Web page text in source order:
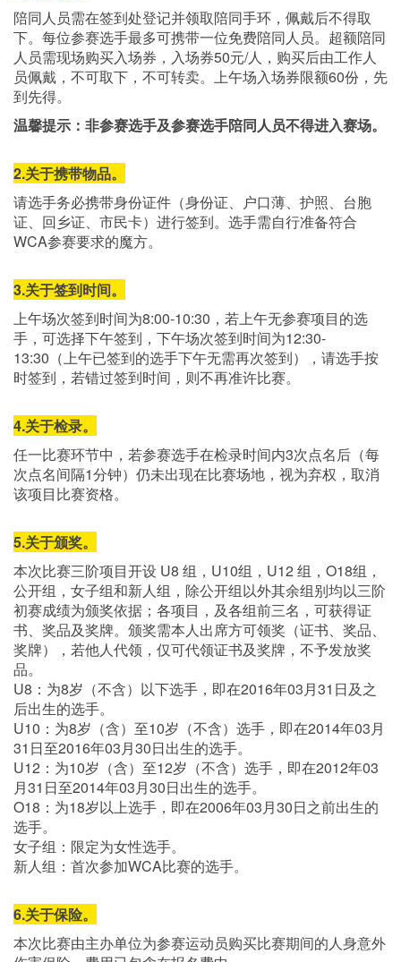
陪同人员需在签到处登记并领取陪同手环，佩戴后不得取
下。每位参赛选手最多可携带一位免费陪同人员。超额陪同
人员需现场购买入场券，入场券50元/人，购买后由工作人
员佩戴，不可取下，不可转卖。上午场入场券限额60份，先
到先得。
温馨提示：非参赛选手及参赛选手陪同人员不得进入赛场。
2.关于携带物品。
请选手务必携带身份证件（身份证、户口薄、护照、台胞
证、回乡证、市民卡）进行签到。选手需自行准备符合
WCA参赛要求的魔方。
3.关于签到时间。
上午场次签到时间为8:00-10:30，若上午无参赛项目的选
手，可选择下午签到，下午场次签到时间为12:30-
13:30（上午已签到的选手下午无需再次签到），请选手按
时签到，若错过签到时间，则不再准许比赛。
4.关于检录。
任一比赛环节中，若参赛选手在检录时间内3次点名后（每
次点名间隔1分钟）仍未出现在比赛场地，视为弃权，取消
该项目比赛资格。
5.关于颁奖。
本次比赛三阶项目开设 U8 组，U10组，U12 组，O18组，
公开组，女子组和新人组，除公开组以外其余组别均以三阶
初赛成绩为颁奖依据；各项目，及各组前三名，可获得证
书、奖品及奖牌。颁奖需本人出席方可领奖（证书、奖品、
奖牌），若他人代领，仅可代领证书及奖牌，不予发放奖
品。
U8：为8岁（不含）以下选手，即在2016年03月31日及之
后出生的选手。
U10：为8岁（含）至10岁（不含）选手，即在2014年03月
31日至2016年03月30日出生的选手。
U12：为10岁（含）至12岁（不含）选手，即在2012年03
月31日至2014年03月30日出生的选手。
O18：为18岁以上选手，即在2006年03月30日之前出生的
选手。
女子组：限定为女性选手。
新人组：首次参加WCA比赛的选手。
6.关于保险。
本次比赛由主办单位为参赛运动员购买比赛期间的人身意外